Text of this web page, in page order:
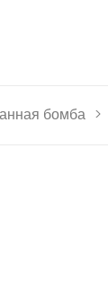
бомба >